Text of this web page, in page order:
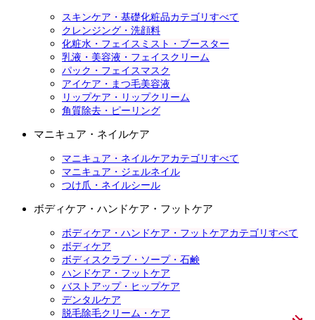
スキンケア・基礎化粧品カテゴリすべて
クレンジング・洗顔料
化粧水・フェイスミスト・ブースター
乳液・美容液・フェイスクリーム
パック・フェイスマスク
アイケア・まつ毛美容液
リップケア・リップクリーム
角質除去・ピーリング
マニキュア・ネイルケア
マニキュア・ネイルケアカテゴリすべて
マニキュア・ジェルネイル
つけ爪・ネイルシール
ボディケア・ハンドケア・フットケア
ボディケア・ハンドケア・フットケアカテゴリすべて
ボディケア
ボディスクラブ・ソープ・石鹸
ハンドケア・フットケア
バストアップ・ヒップケア
デンタルケア
脱毛除毛クリーム・ケア